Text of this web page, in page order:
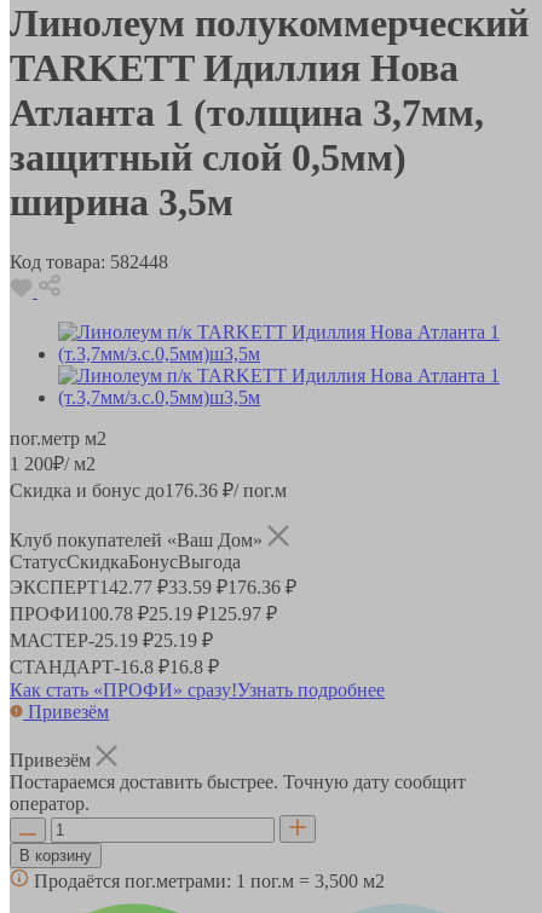
Линолеум полукоммерческий
TARKETT Идиллия Нова
Атланта 1 (толщина 3,7мм,
защитный слой 0,5мм)
ширина 3,5м
Код товара: 582448
пог.метр м2
1 200₽/ м2
Скидка и бонус до176.36 ₽/ пог.м
Клуб покупателей «Ваш Дом»
СтатусСкидкаБонусВыгода
ЭКСПЕРТ142.77 ₽33.59 ₽176.36 ₽
ПРОФИ100.78 ₽25.19 ₽125.97 ₽
МАСТЕР-25.19 ₽25.19 ₽
СТАНДАРТ-16.8 ₽16.8 ₽
Как стать «ПРОФИ» сразу!Узнать подробнее
Привезём
Привезём
Постараемся доставить быстрее. Точную дату сообщит
оператор.
В корзину
Продаётся пог.метрами: 1 пог.м = 3,500 м2